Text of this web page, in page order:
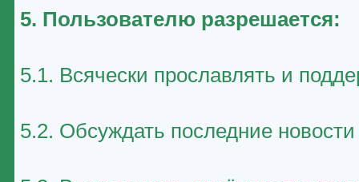
5. Пользователю разрешается:
5.1. Всячески прославлять и
5.2. Обсуждать последние